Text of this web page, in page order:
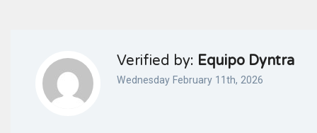
Verified by: Equipo Dyntra
Wednesday February 11th, 2026